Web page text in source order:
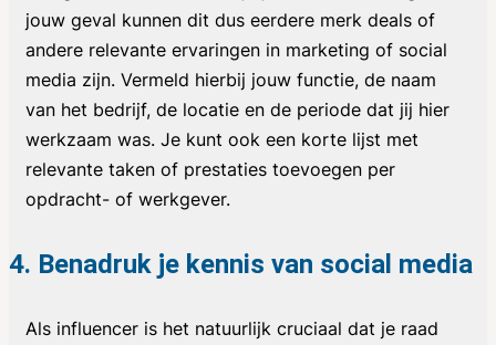
jouw geval kunnen dit dus eerdere merk deals of
andere relevante ervaringen in marketing of social
media zijn. Vermeld hierbij jouw functie, de naam
van het bedrijf, de locatie en de periode dat jij hier
werkzaam was. Je kunt ook een korte lijst met
relevante taken of prestaties toevoegen per
opdracht- of werkgever.
4. Benadruk je kennis van social media
Als influencer is het natuurlijk cruciaal dat je raad